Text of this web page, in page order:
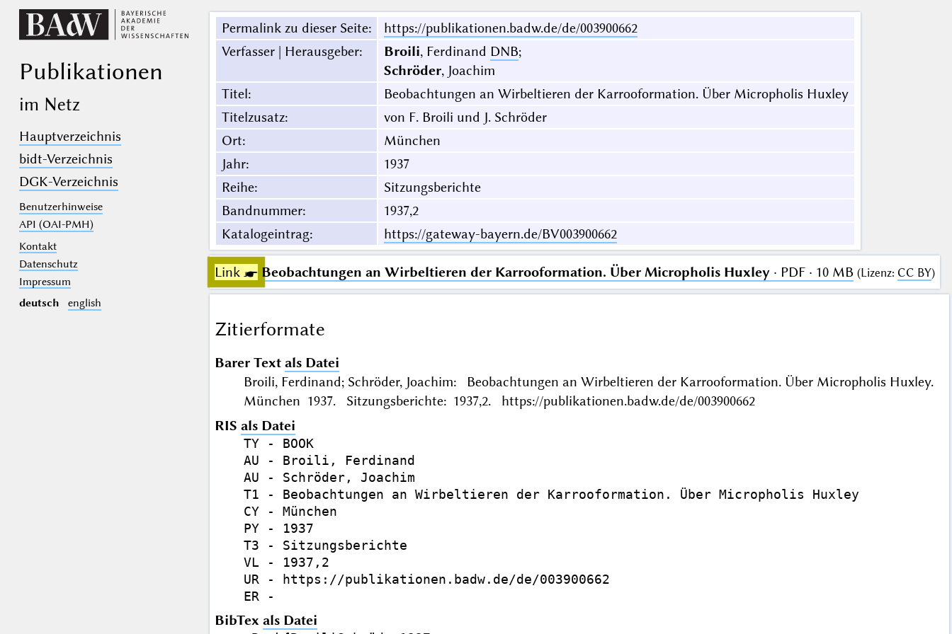
Publikationen
im Netz
Hauptverzeichnis
bidt-Verzeichnis
DGK-Verzeichnis
Benutzerhinweise
API (OAI-PMH)
Kontakt
Datenschutz
Impressum
deutsch
english
Permalink zu dieser Seite:
https://publikationen.badw.de/de/003900662
Verfasser | Herausgeber: Broili, Ferdinand DNB;
Schröder, Joachim
Titel:
Beobachtungen an Wirbeltieren der Karrooformation. Über Micropholis Huxley
Titelzusatz:
von F. Broili und J. Schröder
Ort:
München
Jahr:
1937
Reihe:
Sitzungsberichte
Bandnummer:
1937,2
Katalogeintrag: https://gateway-bayern.de/BV003900662
Link ☛ Beobachtungen an Wirbeltieren der Karrooformation. Über Micropholis Huxley· PDF · 10 MB (Lizenz: CC BY)
Zitierformate
Barer Text als Datei
Broili, Ferdinand; Schröder, Joachim: Beobachtungen an Wirbeltieren der Karrooformation. Über Micropholis Huxley.
München 1937. Sitzungsberichte: 1937,2. https://publikationen.badw.de/de/003900662
RIS als Datei
TY - BOOK
AU - Broili, Ferdinand
AU - Schröder, Joachim
T1 - Beobachtungen an Wirbeltieren der Karrooformation. Über Micropholis Huxley
CY - München
PY - 1937
T3 - Sitzungsberichte
VL - 1937,2
UR - https://publikationen.badw.de/de/003900662
BibTex als Datei